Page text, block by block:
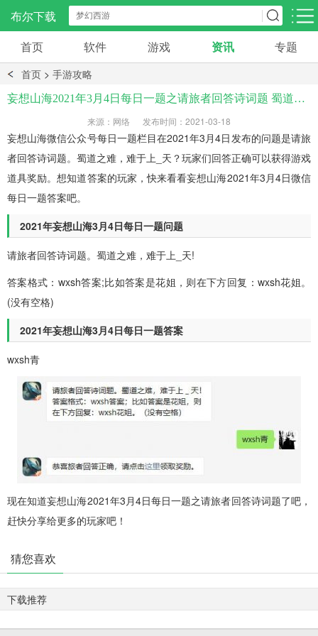
布尔下载
安卓应用 手机资讯
297款应用
影音播放
1665款应用
阅读浏览
543款应用
系统工具
622款应用
生活服务
538款应用
效率办公
150款应用
学习教育
266款应用
60款应用
首页 软件 游戏 资讯 专题
首页 > 手游攻略
妄想山海2021年3月4日每日一题之请旅者回答诗词题 蜀道之难，难于上-天答案
来源：网络 发布时间：2021-03-18
妄想山海微信公众号每日一题栏目在2021年3月4日发布的问题是请旅
者回答诗词题。蜀道之难，难于上_天？玩家们回答正确可以获得游戏
道具奖励。想知道答案的玩家，快来看看妄想山海2021年3月4日微信
每日一题答案吧。
2021年妄想山海3月4日每日一题问题
请旅者回答诗词题。蜀道之难，难于上_天!
答案格式：wxsh答案;比如答案是花姐，则在下方回复：wxsh花姐。
(没有空格)
2021年妄想山海3月4日每日一题答案
wxsh青
现在知道妄想山海2021年3月4日每日一题之请旅者回答诗词题了吧，
赶快分享给更多的玩家吧！
猜您喜欢
下载推荐